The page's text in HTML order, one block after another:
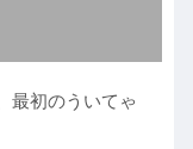
最初のういてゃ